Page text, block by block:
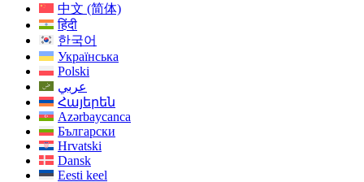
中文 (简体)
हिंदी
한국어
Українська
Polski
عربي
Հայերեն
Azərbaycanca
Български
Hrvatski
Dansk
Eesti keel